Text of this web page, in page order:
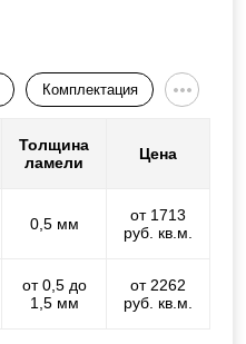
Комплектация
Толщина
ламели
Цена
0,5 мм
от 1713
руб. кв.м.
от 0,5 до
1,5 мм
от 2262
руб. кв.м.